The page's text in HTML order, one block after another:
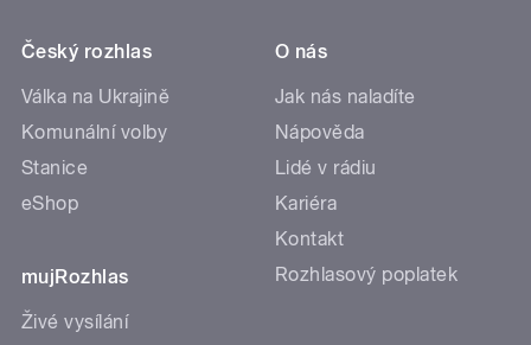
Český rozhlas
Válka na Ukrajině
Komunální volby
Stanice
eShop
mujRozhlas
Živé vysílání
O nás
Jak nás naladíte
Nápověda
Lidé v rádiu
Kariéra
Kontakt
Rozhlasový poplatek